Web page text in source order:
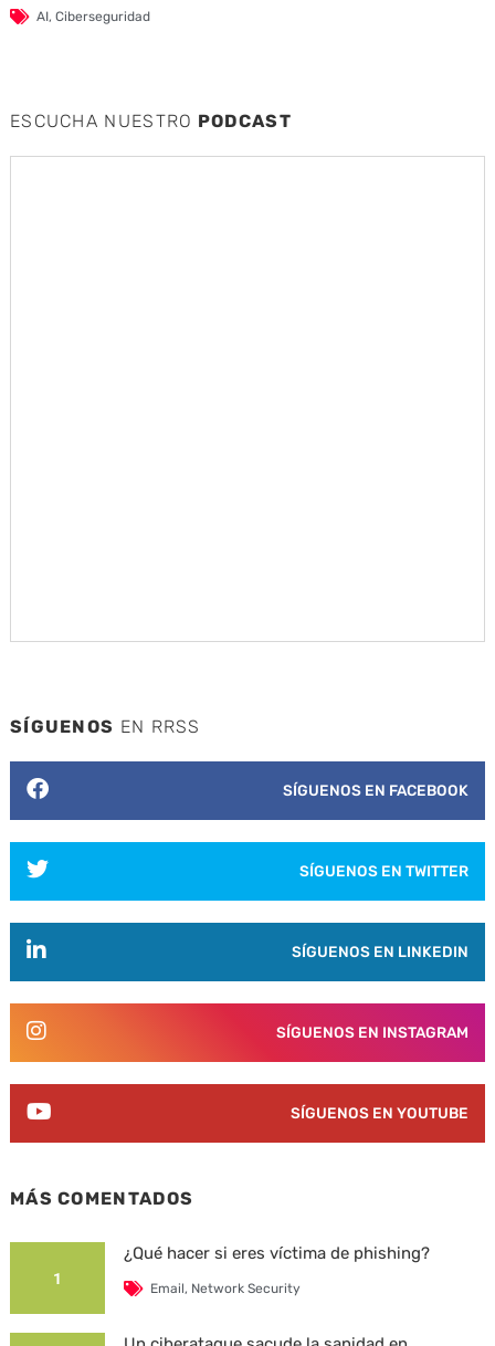
AI, Ciberseguridad
ESCUCHA NUESTRO PODCAST
SÍGUENOS EN RRSS
SÍGUENOS EN FACEBOOK
SÍGUENOS EN TWITTER
SÍGUENOS EN LINKEDIN
SÍGUENOS EN INSTAGRAM
SÍGUENOS EN YOUTUBE
MÁS COMENTADOS
1
¿Qué hacer si eres víctima de phishing?
Email, Network Security